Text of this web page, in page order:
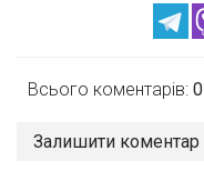
Всього коментарів: 0
Залишити коментар